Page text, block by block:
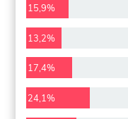
15,9%
13,2%
17,4%
24,1%